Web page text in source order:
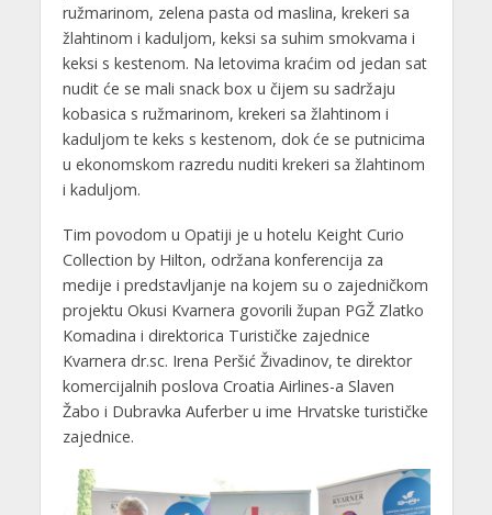
ružmarinom, zelena pasta od maslina, krekeri sa
žlahtinom i kaduljom, keksi sa suhim smokvama i
keksi s kestenom. Na letovima kraćim od jedan sat
nudit će se mali snack box u čijem su sadržaju
kobasica s ružmarinom, krekeri sa žlahtinom i
kaduljom te keks s kestenom, dok će se putnicima
u ekonomskom razredu nuditi krekeri sa žlahtinom
i kaduljom.
Tim povodom u Opatiji je u hotelu Keight Curio
Collection by Hilton, održana konferencija za
medije i predstavljanje na kojem su o zajedničkom
projektu Okusi Kvarnera govorili župan PGŽ Zlatko
Komadina i direktorica Turističke zajednice
Kvarnera dr.sc. Irena Peršić Živadinov, te direktor
komercijalnih poslova Croatia Airlines-a Slaven
Žabo i Dubravka Auferber u ime Hrvatske turističke
zajednice.